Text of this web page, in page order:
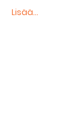
Lisää...